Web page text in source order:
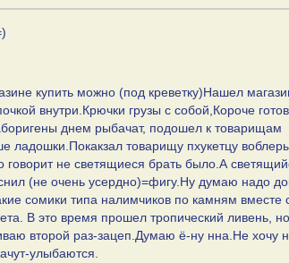
купить можно (под креветку)Нашел
внутри.Крючки грузы с собой,Короче
днем рыбачат, подошел к товарищам
ладошки.Покакзал товарищу пхукетцу
не светящиеся брать было.А
(не очень усердно)=фигу.Ну думаю надо
сомики типа налимчиков по камням вместе
В это время прошел тропический ливень,
второй раз-зацеп.Думаю ё-ну нна.Не хочу
улыбаются.